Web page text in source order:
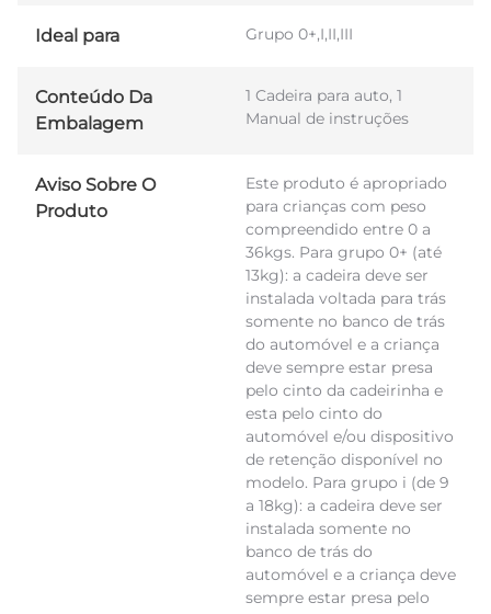
Ideal para Grupo 0+,I,II,III
Conteúdo Da
Embalagem
1 Cadeira para auto, 1
Manual de instruções
Aviso Sobre O
Produto
Este produto é apropriado
para crianças com peso
compreendido entre 0 a
36kgs. Para grupo 0+ (até
13kg): a cadeira deve ser
instalada voltada para trás
somente no banco de trás
do automóvel e a criança
deve sempre estar presa
pelo cinto da cadeirinha e
esta pelo cinto do
automóvel e/ou dispositivo
de retenção disponível no
modelo. Para grupo i (de 9
a 18kg): a cadeira deve ser
instalada somente no
banco de trás do
automóvel e a criança deve
sempre estar presa pelo